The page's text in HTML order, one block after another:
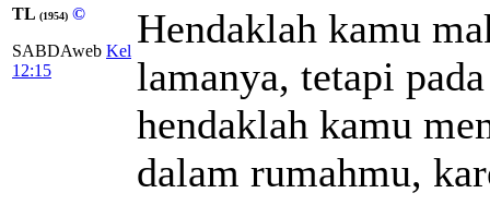
TL (1954) ©
SABDAweb Kel
12:15
Hendaklah kamu
lamanya, tetapi
hendaklah kamu
dalam rumahmu,